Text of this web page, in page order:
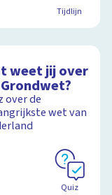
Tijdlijn
weet jij over
over de
wet van
Quiz